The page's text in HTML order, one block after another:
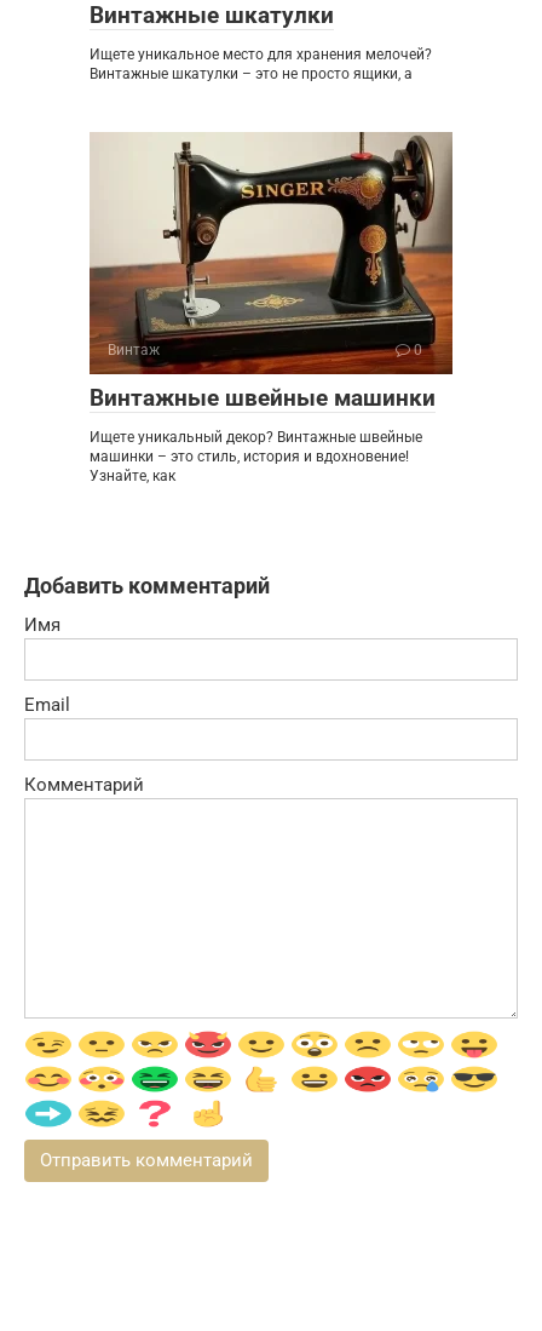
Винтажные шкатулки
Ищете уникальное место для хранения мелочей?
Винтажные шкатулки – это не просто ящики, а
Винтаж 0
Винтажные швейные машинки
Ищете уникальный декор? Винтажные швейные
машинки – это стиль, история и вдохновение!
Узнайте, как
Добавить комментарий
Имя
Email
Комментарий